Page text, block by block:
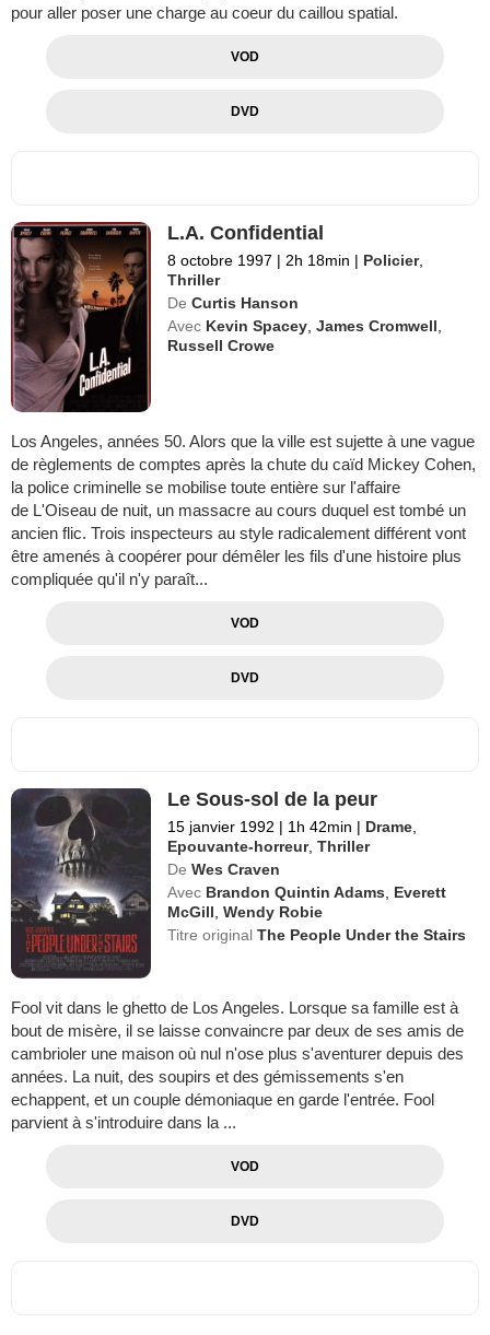
pour aller poser une charge au coeur du caillou spatial.
VOD
DVD
L.A. Confidential
8 octobre 1997 | 2h 18min | Policier,
Thriller
De Curtis Hanson
Avec Kevin Spacey ,James Cromwell
Russell Crowe
Los Angeles, années 50. Alors que la ville est sujette à une vague
de règlements de comptes après la chute du caïd Mickey Cohen,
la police criminelle se mobilise toute entière sur l'affaire
de L'Oiseau de nuit, un massacre au cours duquel est tombé un
ancien flic. Trois inspecteurs au style radicalement différent vont
être amenés à coopérer pour démêler les fils d'une histoire plus
compliquée qu'il n'y paraît...
VOD
DVD
Le Sous-sol de la peur
15 janvier 1992 | 1h 42min | Drame
Epouvante-horreur,Thriller
De Wes Craven
Avec Brandon Quintin Adams
Everett
McGill ,Wendy Robie
Titre originalThe People Under the Stairs
Fool vit dans le ghetto de Los Angeles. Lorsque sa famille est à
bout de misère, il se laisse convaincre par deux de ses amis de
cambrioler une maison où nul n'ose plus s'aventurer depuis des
années. La nuit, des soupirs et des gémissements s'en
echappent, et un couple démoniaque en garde l'entrée. Fool
parvient à s'introduire dans la ...
VOD
DVD